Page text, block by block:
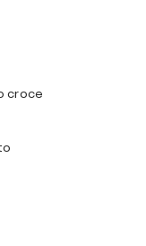
croce